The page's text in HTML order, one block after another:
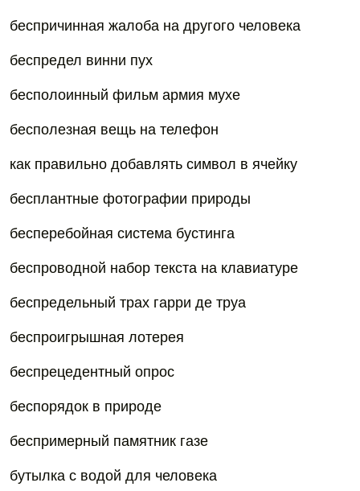
беспричинная жалоба на другого человека
беспредел винни пух
бесполоинный фильм армия мухе
бесполезная вещь на телефон
как правильно добавлять символ в ячейку
бесплантные фотографии природы
бесперебойная система бустинга
беспроводной набор текста на клавиатуре
беспредельный трах гарри де труа
беспроигрышная лотерея
беспрецедентный опрос
беспорядок в природе
беспримерный памятник газе
бутылка с водой для человека